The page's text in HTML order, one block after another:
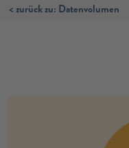
< zurück zu: Datenvolumen